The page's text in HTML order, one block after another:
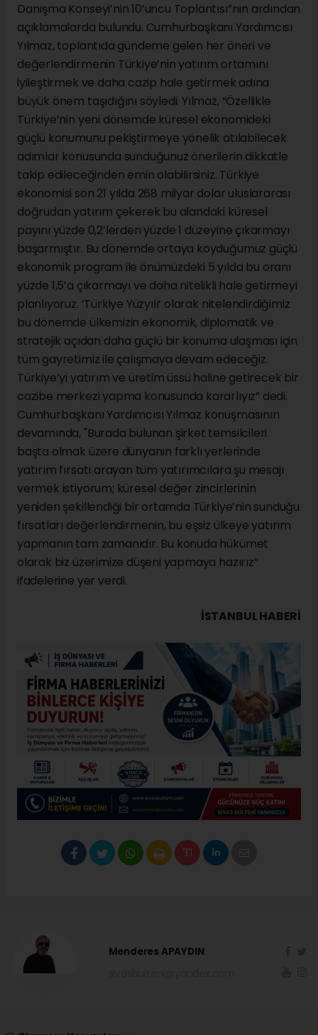
Danışma Konseyi’nin 10’uncu Toplantısı”nın ardından
açıklamalarda bulundu. Cumhurbaşkanı Yardımcısı
Yılmaz, toplantıda gündeme gelen her öneri ve
değerlendirmenin Türkiye’nin yatırım ortamını
iyileştirmek ve daha cazip hale getirmek adına
büyük önem taşıdığını söyledi. Yılmaz, “Özellikle
Türkiye’nin yeni dönemde küresel ekonomideki
güçlü konumunu pekiştirmeye yönelik atılabilecek
adımlar konusunda sunduğunuz önerilerin dikkatle
takip edileceğinden emin olabilirsiniz. Türkiye
ekonomisi son 21 yılda 268 milyar dolar uluslararası
doğrudan yatırım çekerek bu alandaki küresel
payını yüzde 0,2’lerden yüzde 1 düzeyine çıkarmayı
başarmıştır. Bu dönemde ortaya koyduğumuz güçlü
ekonomik program ile önümüzdeki 5 yılda bu oranı
yüzde 1,5’a çıkarmayı ve daha nitelikli hale getirmeyi
planlıyoruz. ‘Türkiye Yüzyılı’ olarak nitelendirdiğimiz
bu dönemde ülkemizin ekonomik, diplomatik ve
stratejik açıdan daha güçlü bir konuma ulaşması için
tüm gayretimiz ile çalışmaya devam edeceğiz.
Türkiye’yi yatırım ve üretim üssü haline getirecek bir
cazibe merkezi yapma konusunda kararlıyız” dedi.
Cumhurbaşkanı Yardımcısı Yılmaz konuşmasının
devamında, "Burada bulunan şirket temsilcileri
başta olmak üzere dünyanın farklı yerlerinde
yatırım fırsatı arayan tüm yatırımcılara şu mesajı
vermek istiyorum; küresel değer zincirlerinin
yeniden şekillendiği bir ortamda Türkiye’nin sunduğu
fırsatları değerlendirmenin, bu eşsiz ülkeye yatırım
yapmanın tam zamanıdır. Bu konuda hükümet
olarak biz üzerimize düşeni yapmaya hazırız”
ifadelerine yer verdi.
İSTANBUL HABERİ
Menderes APAYDIN